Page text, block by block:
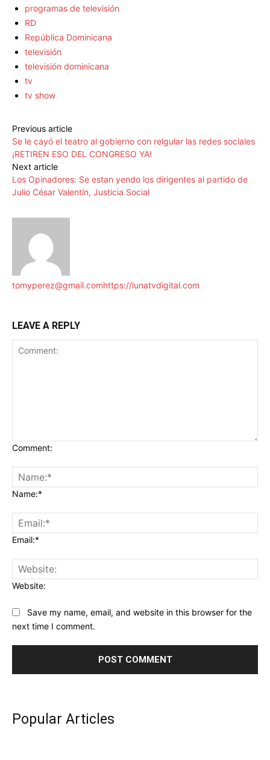
programas de televisión
RD
República Dominicana
televisión
televisión dominicana
tv
tv show
Previous article
Se le cayó el teatro al gobierno con relgular las redes sociales
¡RETIREN ESO DEL CONGRESO YA!
Next article
Los Opinadores: Se estan yendo los dirigentes al partido de
Julio César Valentín, Justicia Social
tomyperez@gmail.comhttps://lunatvdigital.com
LEAVE A REPLY
Comment:
Name:*
Email:*
Website:
Save my name, email, and website in this browser for the
next time I comment.
Popular Articles